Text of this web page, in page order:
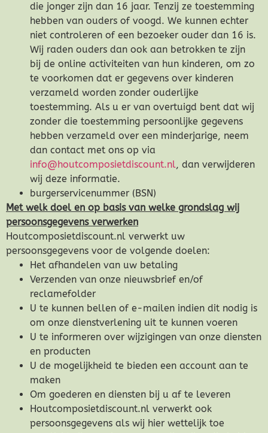
die jonger zijn dan 16 jaar. Tenzij ze toestemming
hebben van ouders of voogd. We kunnen echter
niet controleren of een bezoeker ouder dan 16 is.
Wij raden ouders dan ook aan betrokken te zijn
bij de online activiteiten van hun kinderen, om zo
te voorkomen dat er gegevens over kinderen
verzameld worden zonder ouderlijke
toestemming. Als u er van overtuigd bent dat wij
zonder die toestemming persoonlijke gegevens
hebben verzameld over een minderjarige, neem
dan contact met ons op via
info@houtcomposietdiscount.nl, dan verwijderen
wij deze informatie.
burgerservicenummer (BSN)
Met welk doel en op basis van welke grondslag wij
persoonsgegevens verwerken
Houtcomposietdiscount.nl verwerkt uw
persoonsgegevens voor de volgende doelen:
Het afhandelen van uw betaling
Verzenden van onze nieuwsbrief en/of
reclamefolder
U te kunnen bellen of e-mailen indien dit nodig is
om onze dienstverlening uit te kunnen voeren
U te informeren over wijzigingen van onze diensten
en producten
U de mogelijkheid te bieden een account aan te
maken
Om goederen en diensten bij u af te leveren
Houtcomposietdiscount.nl verwerkt ook
persoonsgegevens als wij hier wettelijk toe